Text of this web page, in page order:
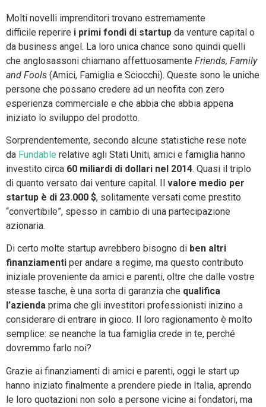
Molti novelli imprenditori trovano estremamente
difficile reperire i primi fondi di startup da venture capital o
da business angel. La loro unica chance sono quindi quelli
che anglosassoni chiamano affettuosamente Friends, Family
and Fools (Amici, Famiglia e Sciocchi). Queste sono le uniche
persone che possano credere ad un neofita con zero
esperienza commerciale e che abbia che abbia appena
iniziato lo sviluppo del prodotto.
Sorprendentemente, secondo alcune statistiche rese note
da Fundable relative agli Stati Uniti, amici e famiglia hanno
investito circa 60 miliardi di dollari nel 2014. Quasi il triplo
di quanto versato dai venture capital. Il valore medio per
startup è di 23.000 $, solitamente versati come prestito
“convertibile”, spesso in cambio di una partecipazione
azionaria.
Di certo molte startup avrebbero bisogno di ben altri
finanziamenti per andare a regime, ma questo contributo
iniziale proveniente da amici e parenti, oltre che dalle vostre
stesse tasche, è una sorta di garanzia che qualifica
l’azienda prima che gli investitori professionisti inizino a
considerare di entrare in gioco. Il loro ragionamento è molto
semplice: se neanche la tua famiglia crede in te, perché
dovremmo farlo noi?
Grazie ai finanziamenti di amici e parenti, oggi le start up
hanno iniziato finalmente a prendere piede in Italia, aprendo
le loro quotazioni non solo a persone vicine ai fondatori, ma